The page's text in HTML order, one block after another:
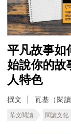
平凡故事如
始說你的故
人特色
撰文 瓦基（閱
華文閱讀 閱讀文化